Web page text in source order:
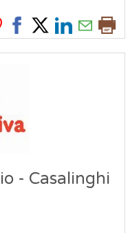
- Casalinghi